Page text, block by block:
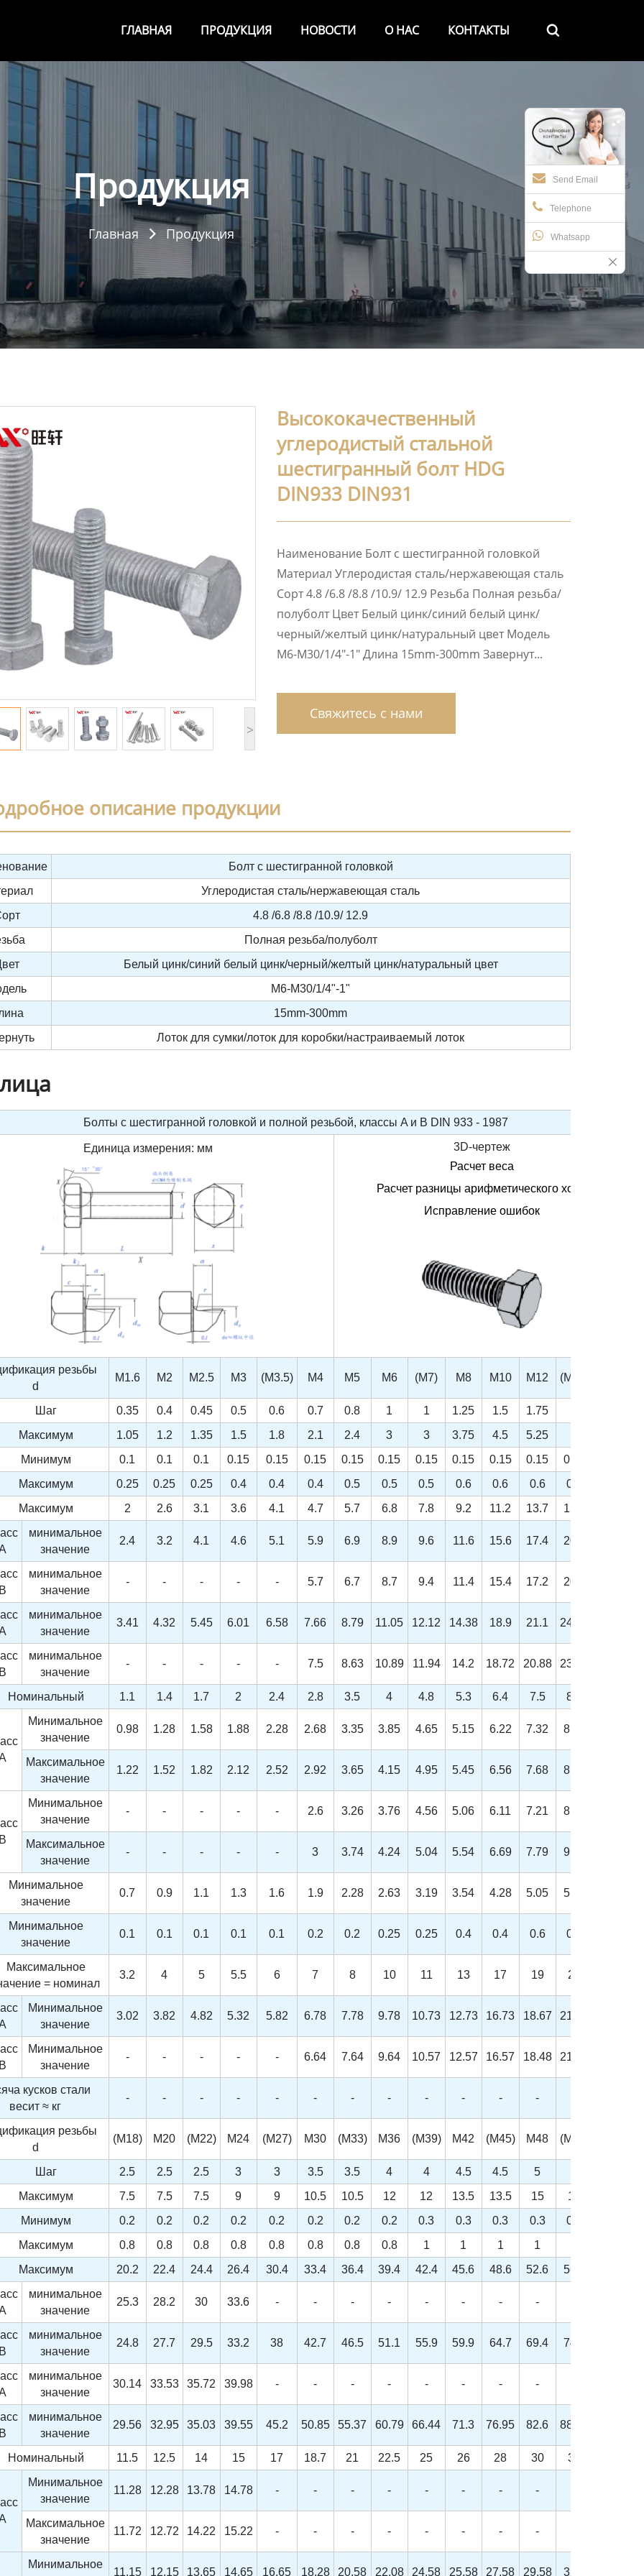
ГЛАВНАЯ ПРОДУКЦИЯ НОВОСТИ О НАС КОНТАКТЫ 
Send Email
Telephone
Whatsapp
Продукция
Главная  Продукция
>
Высококачественный
углеродистый стальной
шестигранный болт HDG
DIN933 DIN931
Наименование Болт с шестигранной головкой
Материал Углеродистая сталь/нержавеющая сталь
Сорт 4.8 /6.8 /8.8 /10.9/ 12.9 Резьба Полная резьба/
полуболт Цвет Белый цинк/синий белый цинк/
черный/желтый цинк/натуральный цвет Модель
M6-M30/1/4″-1″ Длина 15mm-300mm Завернут...
Свяжитесь с нами
описание продукции
Болт с шестигранной головкой
Углеродистая сталь/нержавеющая сталь
4.8 /6.8 /8.8 /10.9/ 12.9
Полная резьба/полуболт
Белый цинк/синий белый цинк/черный/желтый цинк/натуральный цвет
M6-M30/1/4"-1"
15mm-300mm
Лоток для сумки/лоток для коробки/настраиваемый лоток
Болты с шестигранной головкой и полной резьбой, классы A и B DIN 933 - 1987
Единица измерения: мм
3D-чертеж
Расчет веса
Расчет разницы арифметического хода
Исправление ошибок
резьбы
d
M1.6 M2 M2.5 M3 (M3.5) M4 M5 M6 (M7) M8 M10 M12 (M14)
Шаг 0.35 0.4 0.45 0.5 0.6 0.7 0.8 1 1 1.25 1.5 1.75
Максимум 1.05 1.2 1.35 1.5 1.8 2.1 2.4 3 3 3.75 4.5 5.25
Минимум 0.1 0.1 0.1 0.15 0.15 0.15 0.15 0.15 0.15 0.15 0.15 0.15 0.15
Максимум
0.25 0.25 0.25 0.4 0.4 0.4 0.5 0.5 0.5 0.6 0.6 0.6 0.6
Максимум 2 2.6 3.1 3.6 4.1 4.7 5.7 6.8 7.8 9.2 11.2 13.7 15.7
минимальное
значение
2.4 3.2 4.1 4.6 5.1 5.9 6.9 8.9 9.6 11.6 15.6 17.4 20.5
B
минимальное
значение
- - - - - 5.7 6.7 8.7 9.4 11.4 15.4 17.2 20.1
минимальное
значение
3.41 4.32 5.45 6.01 6.58 7.66 8.79 11.05 12.12 14.38 18.9 21.1 24.49
B
минимальное
значение
- - - - - 7.5 8.63 10.89 11.94 14.2 18.72 20.88 23.91
Номинальный 1.1 1.4 1.7 2 2.4 2.8 3.5 4 4.8 5.3 6.4 7.5 8.8
Минимальное
значение
0.98 1.28 1.58 1.88 2.28 2.68 3.35 3.85 4.65 5.15 6.22 7.32 8.62
Максимальное
значение
1.22 1.52 1.82 2.12 2.52 2.92 3.65 4.15 4.95 5.45 6.56 7.68 8.98
B
Минимальное
значение
- - - - - 2.6 3.26 3.76 4.56 5.06 6.11 7.21 8.51
Максимальное
значение
- - - - - 3 3.74 4.24 5.04 5.54 6.69 7.79 9.09
Минимальное
значение
0.7 0.9 1.1 1.3 1.6 1.9 2.28 2.63 3.19 3.54 4.28 5.05 5.96
Минимальное
значение
0.1 0.1 0.1 0.1 0.1 0.2 0.2 0.25 0.25 0.4 0.4 0.6 0.6
Максимальное
= номинал
3.2 4 5 5.5 6 7 8 10 11 13 17 19 22
Минимальное
значение
3.02 3.82 4.82 5.32 5.82 6.78 7.78 9.78 10.73 12.73 16.73 18.67 21.67
B
Минимальное
значение
- - - - - 6.64 7.64 9.64 10.57 12.57 16.57 18.48 21.16
кусков стали
весит ≈ кг
- - - - - - - - - - - -
резьбы
d
(M18) M20 (M22) M24 (M27) M30 (M33) M36 (M39) M42 (M45) M48 (M52)
Шаг 2.5 2.5 2.5 3 3 3.5 3.5 4 4 4.5 4.5 5
Максимум 7.5 7.5 7.5 9 9 10.5 10.5 12 12 13.5 13.5 15 15
Минимум 0.2 0.2 0.2 0.2 0.2 0.2 0.2 0.2 0.3 0.3 0.3 0.3
0.3
Максимум
0.8 0.8 0.8 0.8 0.8 0.8 0.8 0.8 1 1 1 1
Максимум 20.2 22.4 24.4 26.4 30.4 33.4 36.4 39.4 42.4 45.6 48.6 52.6 56.6
минимальное
значение
25.3 28.2 30 33.6 - - - - - - - -
B
минимальное
значение
24.8 27.7 29.5 33.2 38 42.7 46.5 51.1 55.9 59.9 64.7 69.4 74.2
минимальное
значение
30.14 33.53 35.72 39.98 - - - - - - - -
B
минимальное
значение
29.56 32.95 35.03 39.55 45.2 50.85 55.37 60.79 66.44 71.3 76.95 82.6 88.25
Номинальный 11.5 12.5 14 15 17 18.7 21 22.5 25 26 28 30 33
Минимальное
значение
11.28 12.28 13.78 14.78 - - - - - - - -
Максимальное
значение
11.72 12.72 14.22 15.22 - - - - - - - -
Минимальное
11.15 12.15 13.65 14.65 16.65 18.28 20.58 22.08 24.58 25.58 27.58 29.58 32.5